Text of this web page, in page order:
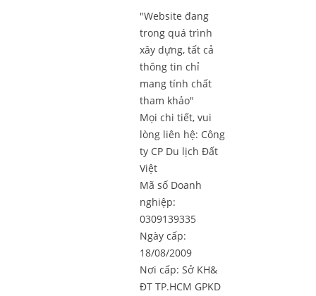
"Website đang
trong quá trình
xây dựng, tất cả
thông tin chỉ
mang tính chất
tham khảo"
Mọi chi tiết, vui
lòng liên hệ: Công
ty CP Du lịch Đất
Việt
Mã số Doanh
nghiệp:
0309139335
Ngày cấp:
18/08/2009
Nơi cấp: Sở KH&
ĐT TP.HCM GPKD